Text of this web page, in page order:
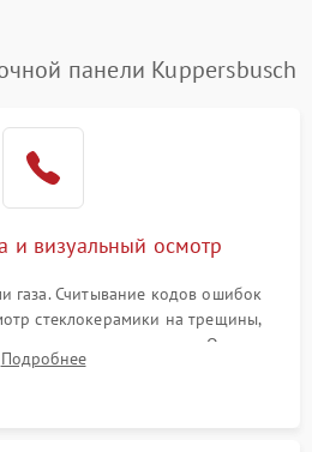
панели Kuppersbusch
и визуальный осмотр
газа. Считывание кодов ошибок
стеклокерамики на трещины,
равномерность нагрева. Опрос
включается, не видит посуду,
Подробнее